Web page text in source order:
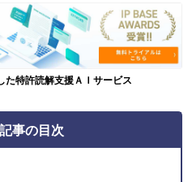
た特許読解支援ＡＩサービス
事の目次